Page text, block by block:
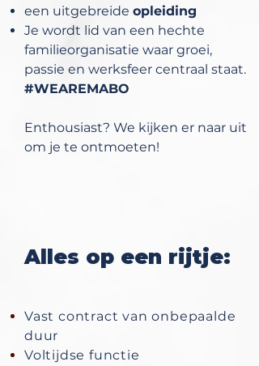
een uitgebreide opleiding
Je wordt lid van een hechte
familieorganisatie waar groei,
passie en werksfeer centraal staat.
#WEAREMABO
Enthousiast? We kijken er naar uit
om je te ontmoeten!
Alles op een rijtje:
Vast contract van onbepaalde
duur
Voltijdse functie